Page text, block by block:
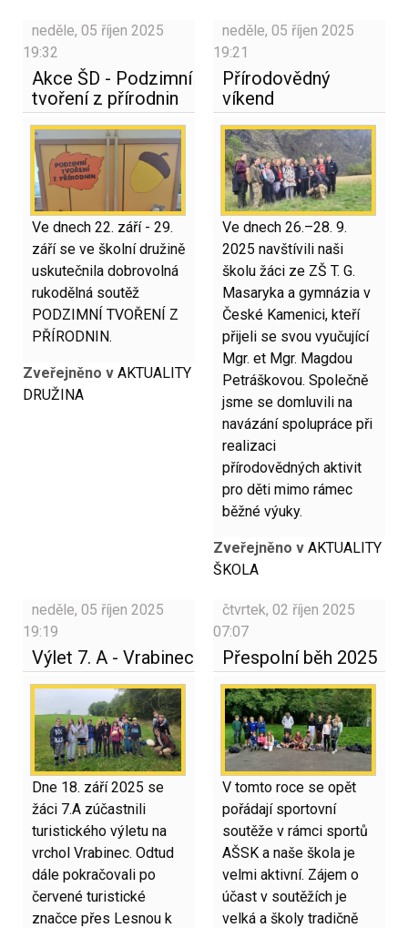
neděle, 05 říjen 2025
19:32
Akce ŠD - Podzimní
tvoření z přírodnin
Ve dnech 22. září - 29.
září se ve školní družině
uskutečnila dobrovolná
rukodělná soutěž
PODZIMNÍ TVOŘENÍ Z
PŘÍRODNIN.
Zveřejněno v AKTUALITY
DRUŽINA
neděle, 05 říjen 2025
19:21
Přírodovědný
víkend
Ve dnech 26.–28. 9.
2025 navštívili naši
školu žáci ze ZŠ T. G.
Masaryka a gymnázia v
České Kamenici, kteří
přijeli se svou vyučující
Mgr. et Mgr. Magdou
Petráškovou. Společně
jsme se domluvili na
navázání spolupráce při
realizaci
přírodovědných aktivit
pro děti mimo rámec
běžné výuky.
Zveřejněno v AKTUALITY
ŠKOLA
neděle, 05 říjen 2025
19:19
Výlet 7. A - Vrabinec
Dne 18. září 2025 se
žáci 7.A zúčastnili
turistického výletu na
vrchol Vrabinec. Odtud
dále pokračovali po
červené turistické
značce přes Lesnou k
čtvrtek, 02 říjen 2025
07:07
Přespolní běh 2025
V tomto roce se opět
pořádají sportovní
soutěže v rámci sportů
AŠSK a naše škola je
velmi aktivní. Zájem o
účast v soutěžích je
velká a školy tradičně